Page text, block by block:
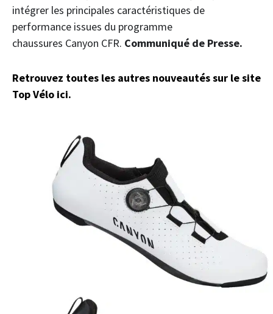
intégrer les principales caractéristiques de
performance issues du programme
chaussures Canyon CFR. Communiqué de Presse.
Retrouvez toutes les autres nouveautés sur le site
Top Vélo ici.